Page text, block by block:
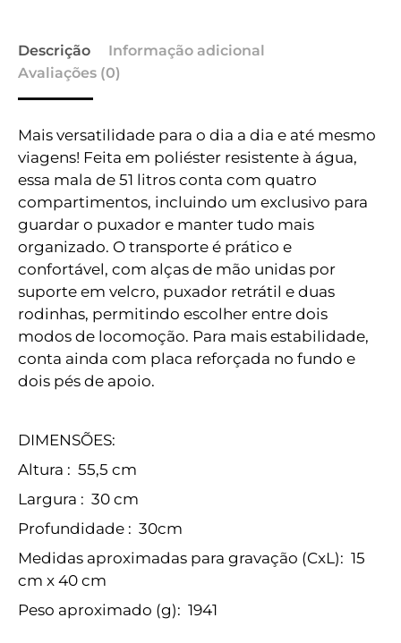
Descrição
Informação adicional
Avaliações (0)
Mais versatilidade para o dia a dia e até mesmo
viagens! Feita em poliéster resistente à água,
essa mala de 51 litros conta com quatro
compartimentos, incluindo um exclusivo para
guardar o puxador e manter tudo mais
organizado. O transporte é prático e
confortável, com alças de mão unidas por
suporte em velcro, puxador retrátil e duas
rodinhas, permitindo escolher entre dois
modos de locomoção. Para mais estabilidade,
conta ainda com placa reforçada no fundo e
dois pés de apoio.
DIMENSÕES:
Altura : 55,5 cm
Largura : 30 cm
Profundidade : 30cm
Medidas aproximadas para gravação (CxL): 15
cm x 40 cm
Peso aproximado (g): 1941